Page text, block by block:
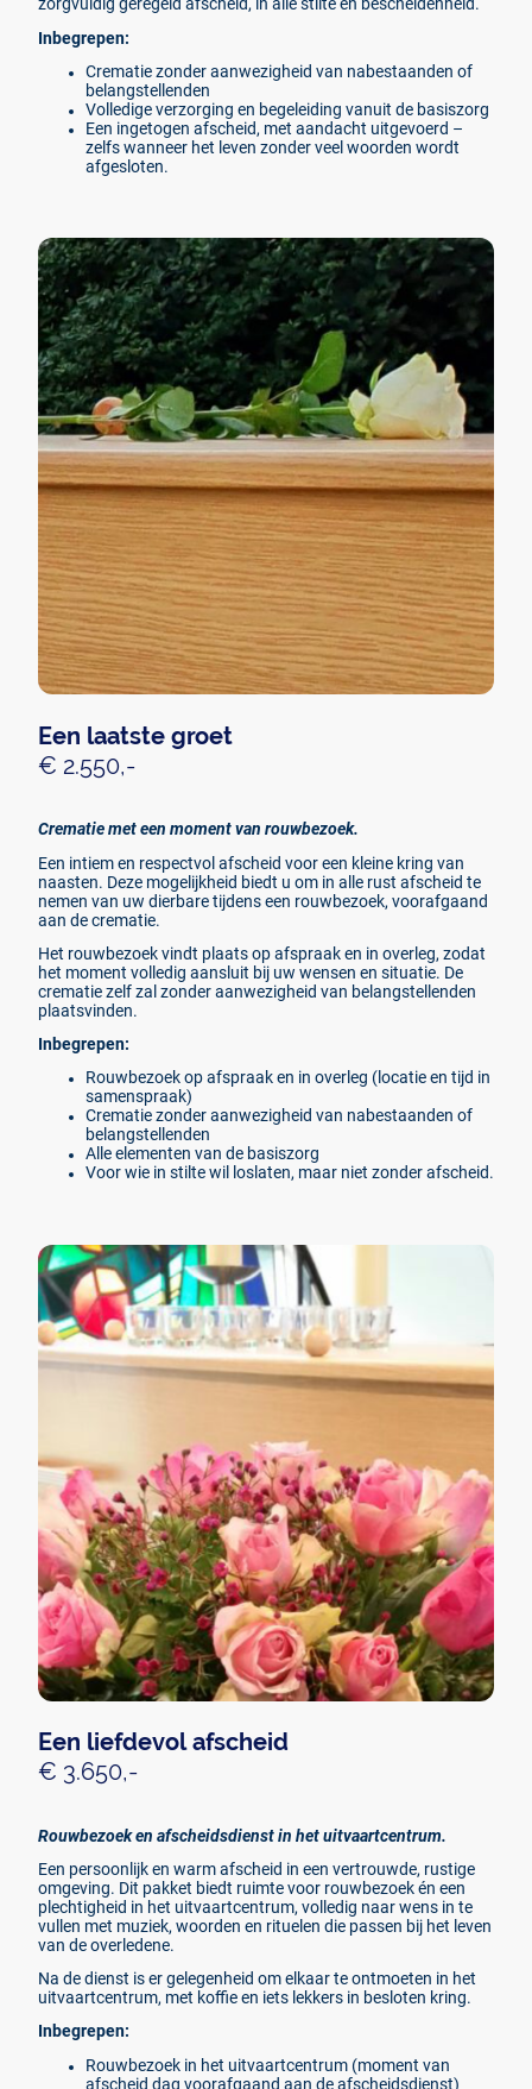
zorgvuldig geregeld afscheid, in alle stilte en bescheidenheid.
Inbegrepen:
Crematie zonder aanwezigheid van nabestaanden of
belangstellenden
Volledige verzorging en begeleiding vanuit de basiszorg
Een ingetogen afscheid, met aandacht uitgevoerd –
zelfs wanneer het leven zonder veel woorden wordt
afgesloten.
Een laatste groet
€ 2.550,-
Crematie met een moment van rouwbezoek.
Een intiem en respectvol afscheid voor een kleine kring van
naasten. Deze mogelijkheid biedt u om in alle rust afscheid te
nemen van uw dierbare tijdens een rouwbezoek, voorafgaand
aan de crematie.
Het rouwbezoek vindt plaats op afspraak en in overleg, zodat
het moment volledig aansluit bij uw wensen en situatie. De
crematie zelf zal zonder aanwezigheid van belangstellenden
plaatsvinden.
Inbegrepen:
Rouwbezoek op afspraak en in overleg (locatie en tijd in
samenspraak)
Crematie zonder aanwezigheid van nabestaanden of
belangstellenden
Alle elementen van de basiszorg
Voor wie in stilte wil loslaten, maar niet zonder afscheid.
Een liefdevol afscheid
€ 3.650,-
Rouwbezoek en afscheidsdienst in het uitvaartcentrum.
Een persoonlijk en warm afscheid in een vertrouwde, rustige
omgeving. Dit pakket biedt ruimte voor rouwbezoek én een
plechtigheid in het uitvaartcentrum, volledig naar wens in te
vullen met muziek, woorden en rituelen die passen bij het leven
van de overledene.
Na de dienst is er gelegenheid om elkaar te ontmoeten in het
uitvaartcentrum, met koffie en iets lekkers in besloten kring.
Inbegrepen:
Rouwbezoek in het uitvaartcentrum (moment van
afscheid dag voorafgaand aan de afscheidsdienst)